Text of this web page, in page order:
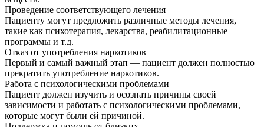
Проведение соответствующего лечения
Пациенту могут предложить различные методы лечения,
такие как психотерапия, лекарства, реабилитационные
программы и т.д.
Отказ от употребления наркотиков
Первый и самый важный этап — пациент должен полностью
прекратить употребление наркотиков.
Работа с психологическими проблемами
Пациент должен изучить и осознать причины своей
зависимости и работать с психологическими проблемами,
которые могут были ей причиной.